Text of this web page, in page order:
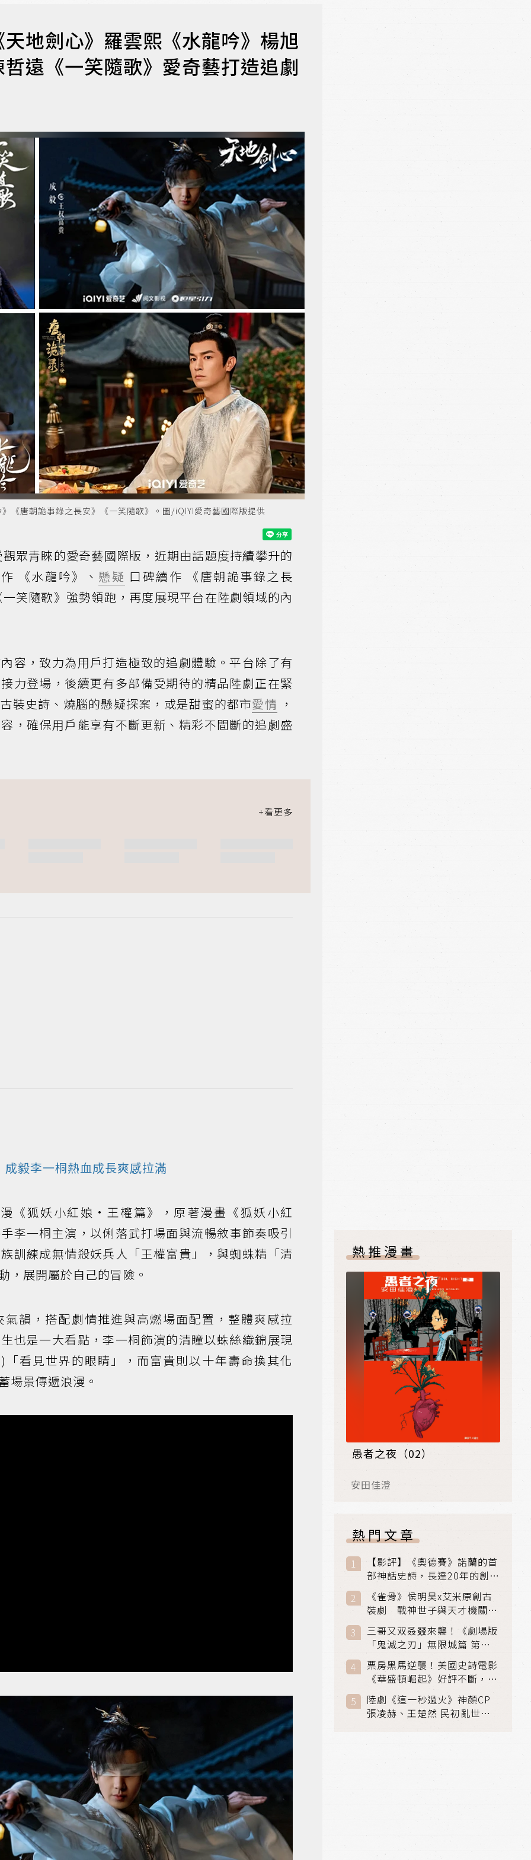
地劍心》羅雲熙《水龍吟》楊旭
遠《一笑隨歌》愛奇藝打造追劇
《唐朝詭事錄之長安》《一笑隨歌》。圖/iQIYI愛奇藝國際版提供
眾青睞的愛奇藝國際版，近期由話題度持續攀升的
《水龍吟》、 懸疑 口碑續作 《唐朝詭事錄之長
笑隨歌》強勢領跑，再度展現平台在陸劇領域的內
容，致力為用戶打造極致的追劇體驗。平台除了有
力登場，後續更有多部備受期待的精品陸劇正在緊
裝史詩、燒腦的懸疑探案，或是甜蜜的都市愛情 ，
，確保用戶能享有不斷更新、精彩不間斷的追劇盛
毅李一桐熱血成長爽感拉滿
《狐妖小紅娘·王權篇》，原著漫畫《狐妖小紅
李一桐主演，以俐落武打場面與流暢敘事節奏吸引
訓練成無情殺妖兵人「王權富貴」，與蜘蛛精「清
，展開屬於自己的冒險。
韻，搭配劇情推進與高燃場面配置，整體爽感拉
也是一大看點，李一桐飾演的清瞳以蛛絲織錦展現
看見世界的眼睛」，而富貴則以十年壽命換其化
場景傳遞浪漫。
熱推漫畫
愚者之夜（02）
安田佳澄
熱門文章
【影評】《奧德賽》諾蘭的首
部神話史詩，長達20年的創傷
與贖罪之旅
《雀骨》侯明昊x艾米原創古
裝劇 戰神世子與天才機關師
聯手攻克身世之謎
三哥又双叒叕來襲！《劇場版
「鬼滅之刃」無限城篇 第一
章》 七月首登串流平台
票房黑馬逆襲！美國史詩電影
《華盛頓崛起》好評不斷，輾
壓《玩具總動員5》、《超少
女》
陸劇《這一秒過火》神顏CP
張凌赫、王楚然 民初亂世、